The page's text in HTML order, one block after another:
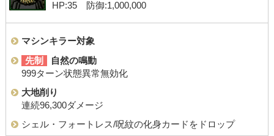
HP:35 防御:1,000,000
マシンキラー対象
先制
自然の鳴動
999ターン状態異常無効化
大地削り
連続96,300ダメージ
シェル・フォートレス/呪紋の化身カードをドロップ